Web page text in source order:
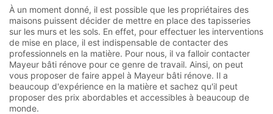
À un moment donné, il est possible que les propriétaires des
maisons puissent décider de mettre en place des tapisseries
sur les murs et les sols. En effet, pour effectuer les interventions
de mise en place, il est indispensable de contacter des
professionnels en la matière. Pour nous, il va falloir contacter
Mayeur bâti rénove pour ce genre de travail. Ainsi, on peut
vous proposer de faire appel à Mayeur bâti rénove. Il a
beaucoup d'expérience en la matière et sachez qu'il peut
proposer des prix abordables et accessibles à beaucoup de
monde.